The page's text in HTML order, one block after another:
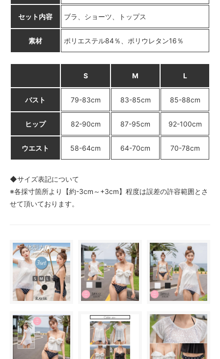
セット内容 ブラ、ショーツ、トップス
素材 ポリエステル84％、ポリウレタン16％
S M L
バスト 79-83cm 83-85cm 85-88cm
ヒップ 82-90cm 87-95cm 92-100cm
ウエスト 58-64cm 64-70cm 70-78cm
◆サイズ表記について
※各採寸箇所より【約-3cm～+3cm】程度は誤差の許容範囲とさ
せて頂いております。